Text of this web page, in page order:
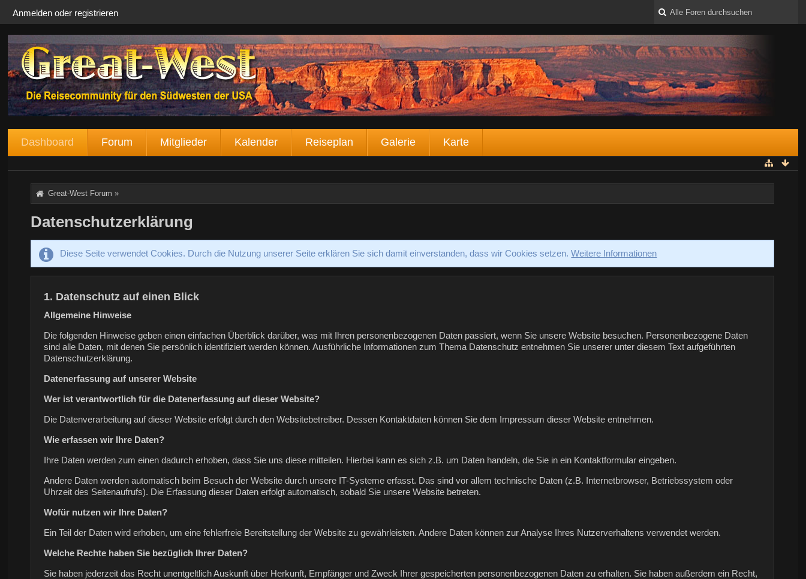
Anmelden oder registrieren
Dashboard Forum Mitglieder Kalender Reiseplan Galerie Karte
Great-West Forum »
Datenschutzerklärung
Diese Seite verwendet Cookies. Durch die Nutzung unserer Seite erklären Sie sich damit einverstanden, dass wir Cookies setzen.Weitere Informationen
1. Datenschutz auf einen Blick
Allgemeine Hinweise
Die folgenden Hinweise geben einen einfachen Überblick darüber, was mit Ihren personenbezogenen Daten passiert, wenn Sie unsere Website besuchen. Personenbezogene Daten
sind alle Daten, mit denen Sie persönlich identifiziert werden können. Ausführliche Informationen zum Thema Datenschutz entnehmen Sie unserer unter diesem Text aufgeführten
Datenschutzerklärung.
Datenerfassung auf unserer Website
Wer ist verantwortlich für die Datenerfassung auf dieser Website?
Die Datenverarbeitung auf dieser Website erfolgt durch den Websitebetreiber. Dessen Kontaktdaten können Sie dem Impressum dieser Website entnehmen.
Wie erfassen wir Ihre Daten?
Ihre Daten werden zum einen dadurch erhoben, dass Sie uns diese mitteilen. Hierbei kann es sich z.B. um Daten handeln, die Sie in ein Kontaktformular eingeben.
Andere Daten werden automatisch beim Besuch der Website durch unsere IT-Systeme erfasst. Das sind vor allem technische Daten (z.B. Internetbrowser, Betriebssystem oder
Uhrzeit des Seitenaufrufs). Die Erfassung dieser Daten erfolgt automatisch, sobald Sie unsere Website betreten.
Wofür nutzen wir Ihre Daten?
Ein Teil der Daten wird erhoben, um eine fehlerfreie Bereitstellung der Website zu gewährleisten. Andere Daten können zur Analyse Ihres Nutzerverhaltens verwendet werden.
Welche Rechte haben Sie bezüglich Ihrer Daten?
Sie haben jederzeit das Recht unentgeltlich Auskunft über Herkunft, Empfänger und Zweck Ihrer gespeicherten personenbezogenen Daten zu erhalten. Sie haben außerdem ein Recht,